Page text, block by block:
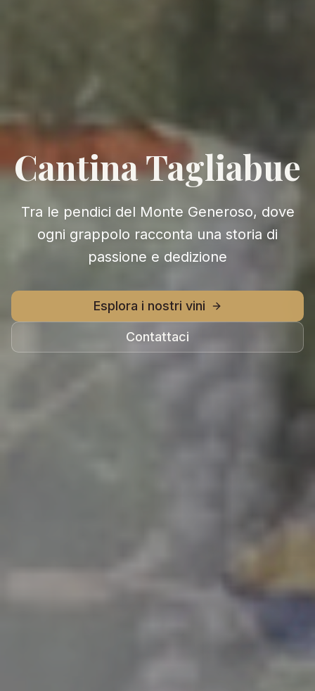
Cantina Tagliabue
Tra le pendici del Monte Generoso, dove
ogni grappolo racconta una storia di
passione e dedizione
Esplora i nostri vini
Contattaci